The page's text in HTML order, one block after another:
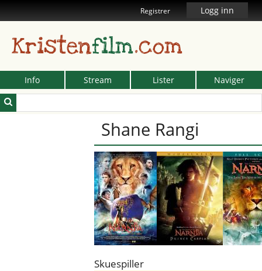
Registrer Logg inn
Kristenfilm.com
Info Stream Lister Naviger
Shane Rangi
Skuespiller